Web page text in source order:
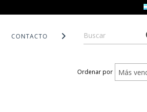
CONTACTO POLÍTICAS DE DEVOLUCIÓN
Ordenar por